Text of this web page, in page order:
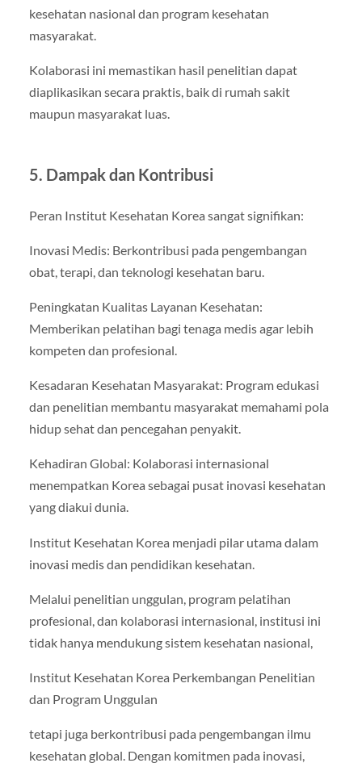
kesehatan nasional dan program kesehatan
masyarakat.
Kolaborasi ini memastikan hasil penelitian dapat
diaplikasikan secara praktis, baik di rumah sakit
maupun masyarakat luas.
5. Dampak dan Kontribusi
Peran Institut Kesehatan Korea sangat signifikan:
Inovasi Medis: Berkontribusi pada pengembangan
obat, terapi, dan teknologi kesehatan baru.
Peningkatan Kualitas Layanan Kesehatan:
Memberikan pelatihan bagi tenaga medis agar lebih
kompeten dan profesional.
Kesadaran Kesehatan Masyarakat: Program edukasi
dan penelitian membantu masyarakat memahami pola
hidup sehat dan pencegahan penyakit.
Kehadiran Global: Kolaborasi internasional
menempatkan Korea sebagai pusat inovasi kesehatan
yang diakui dunia.
Institut Kesehatan Korea menjadi pilar utama dalam
inovasi medis dan pendidikan kesehatan.
Melalui penelitian unggulan, program pelatihan
profesional, dan kolaborasi internasional, institusi ini
tidak hanya mendukung sistem kesehatan nasional,
Institut Kesehatan Korea Perkembangan Penelitian
dan Program Unggulan
tetapi juga berkontribusi pada pengembangan ilmu
kesehatan global. Dengan komitmen pada inovasi,